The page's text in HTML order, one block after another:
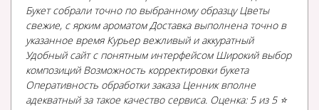
Букет собрали точно по выбранному образцу Цветы
свежие, с ярким ароматом Доставка выполнена точно в
указанное время Курьер вежливый и аккуратный
Удобный сайт с понятным интерфейсом Широкий выбор
композиций Возможность корректировки букета
Оперативность обработки заказа Ценник вполне
адекватный за такое качество сервиса. Оценка: 5 из 5 ⭐️